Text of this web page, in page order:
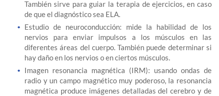
También sirve para guiar la terapia de ejercicios, en caso
de que el diagnóstico sea ELA.
Estudio de neuroconducción: mide la habilidad de los
nervios para enviar impulsos a los músculos en las
diferentes áreas del cuerpo. También puede determinar si
hay daño en los nervios o en ciertos músculos.
Imagen resonancia magnética (IRM): usando ondas de
radio y un campo magnético muy poderoso, la resonancia
magnética produce imágenes detalladas del cerebro y de